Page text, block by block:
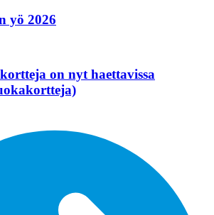
yö 2026
on nyt haettavissa